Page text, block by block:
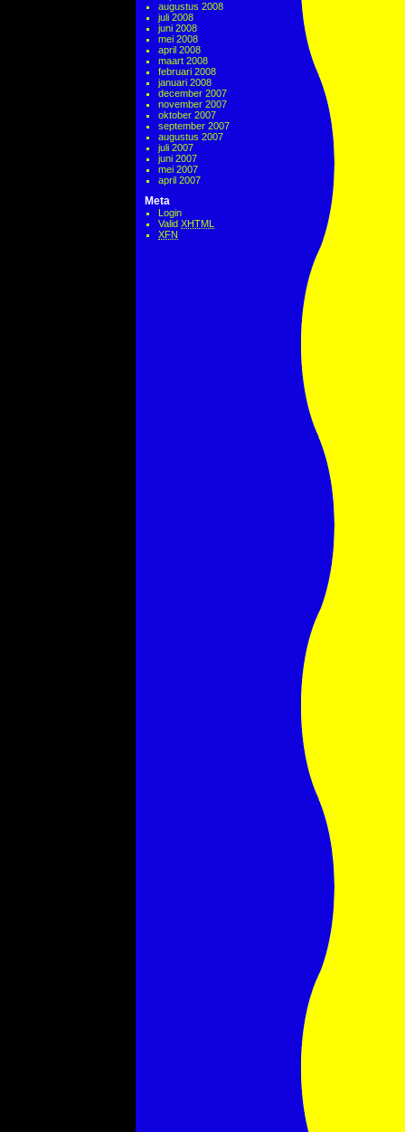
augustus 2008
juli 2008
juni 2008
mei 2008
april 2008
maart 2008
februari 2008
januari 2008
december 2007
november 2007
oktober 2007
september 2007
augustus 2007
juli 2007
juni 2007
mei 2007
april 2007
Meta
Login
Valid XHTML
XFN